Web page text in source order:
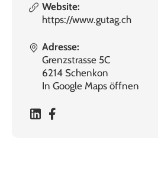
Website:
https://www.gutag.ch
Adresse:
Grenzstrasse 5C
6214 Schenkon
In Google Maps öffnen